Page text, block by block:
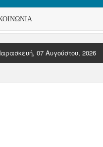
Διοίκησης στον ΠΙΣ
07 Αυγούστου, 2026